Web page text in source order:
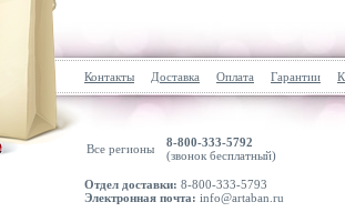
Контакты Доставка Оплата Гарантии
Все регионы
8-800-333-5792
(звонок бесплатный)
Отдел доставки: 8-800-333-5793
Электронная почта: info@artaban.ru